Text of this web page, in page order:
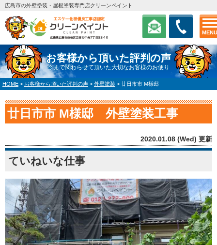
MENU
広島市の外壁塗装・屋根塗装専門店クリーンペイント
お客様から頂いた評判の声
今まで関わらせて頂いた大切なお客様のお便り
HOME > お客様から頂いた評判の声 > 外壁塗装 > 廿日市市 M様邸
廿日市市 M様邸 外壁塗装工事
2020.01.08 (Wed) 更新
ていねいな仕事